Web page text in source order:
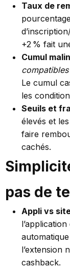
Taux de
+2 % fait
Cumul malin
Le cumul
les
Seuils et
élevés et
faire
cachés.
pas de
Appli vs
l’extension
cashback.